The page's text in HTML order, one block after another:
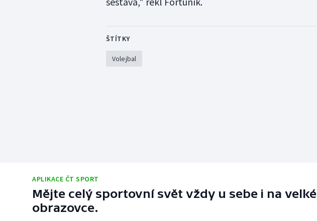
ŠTÍTKY
Volejbal
APLIKACE ČT SPORT
Mějte celý sportovní svět vždy u sebe i na velké
obrazovce.